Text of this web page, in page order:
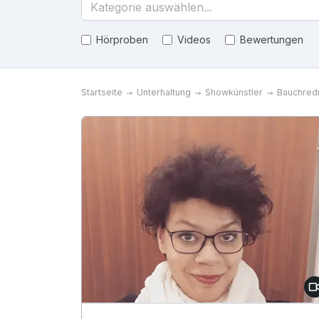
Kategorie auswählen...
Hörproben Videos Bewertungen
Startseite Unterhaltung Showkünstler